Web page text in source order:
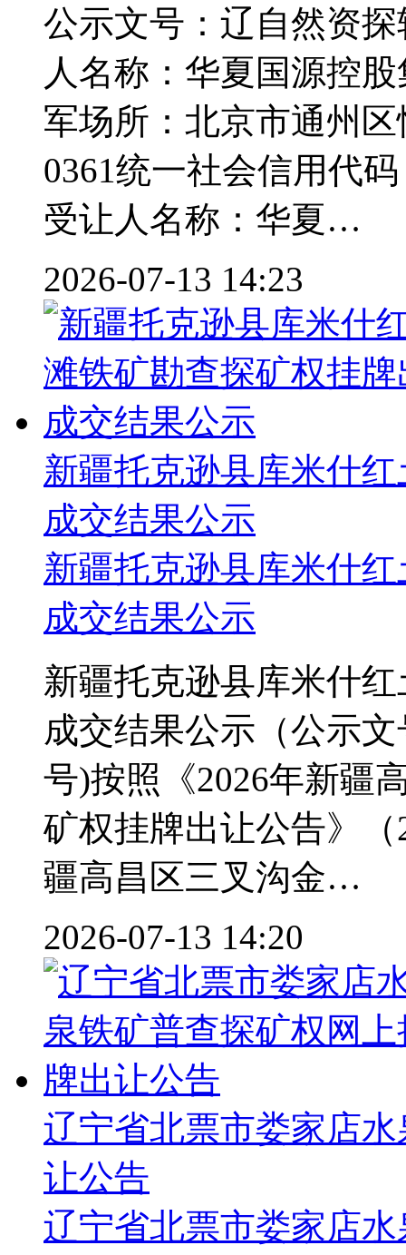
公示文号：辽自然资
人名称：华夏国源控
军场所：北京市通州
0361统一社会信用代
受让人名称：华夏…
2026-07-13 14:23
新疆托克逊县库米什
成交结果公示
新疆托克逊县库米什红
成交结果公示
新疆托克逊县库米什
成交结果公示（公示
号)按照《2026年新疆
矿权挂牌出让公告》（
疆高昌区三叉沟金…
2026-07-13 14:20
辽宁省北票市娄家店
让公告
辽宁省北票市娄家店水